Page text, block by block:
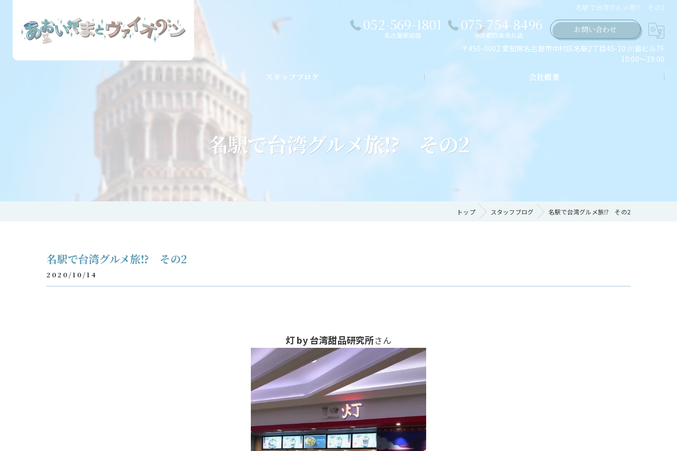
名駅で台湾グルメ旅⁉ その2
052-569-1801
名古屋駅前店
075-754-8496
京都四条烏丸店
お問い合わせ
〒450-0002 愛知県名古屋市中村区名駅2丁目45-10 川島ビル7F
10:00～19:00
スタッフブログ 会社概要
名駅で台湾グルメ旅⁉ その2
トップ スタッフブログ 名駅で台湾グルメ旅⁉ その2
名駅で台湾グルメ旅⁉ その2
2020/10/14
灯 by 台湾甜品研究所さん